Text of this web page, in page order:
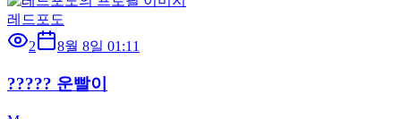
레드포도
2
8월 8일 01:11
????? 운빨이